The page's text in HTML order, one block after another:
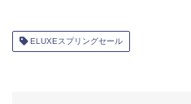
ELUXEスプリングセール